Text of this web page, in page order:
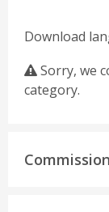
Download
Sorry, we
category.